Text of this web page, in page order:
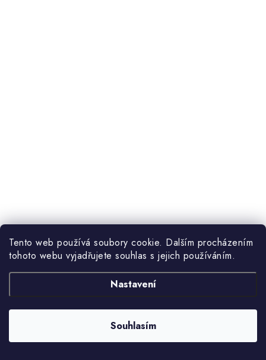
Tento web používá soubory cookie. Dalším procházením
tohoto webu vyjadřujete souhlas s jejich používáním.
Nastavení
Souhlasím